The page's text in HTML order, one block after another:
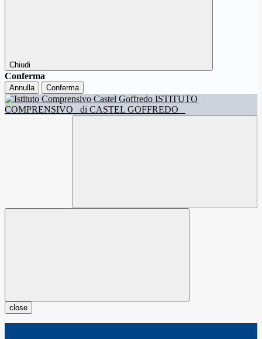
Chiudi
Conferma
Annulla Conferma
ISTITUTO
COMPRENSIVO
di CASTEL GOFFREDO
close